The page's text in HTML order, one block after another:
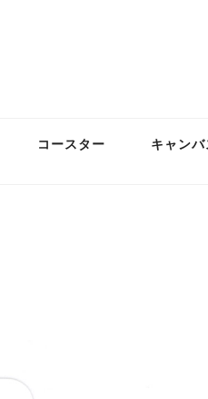
コースター キャン